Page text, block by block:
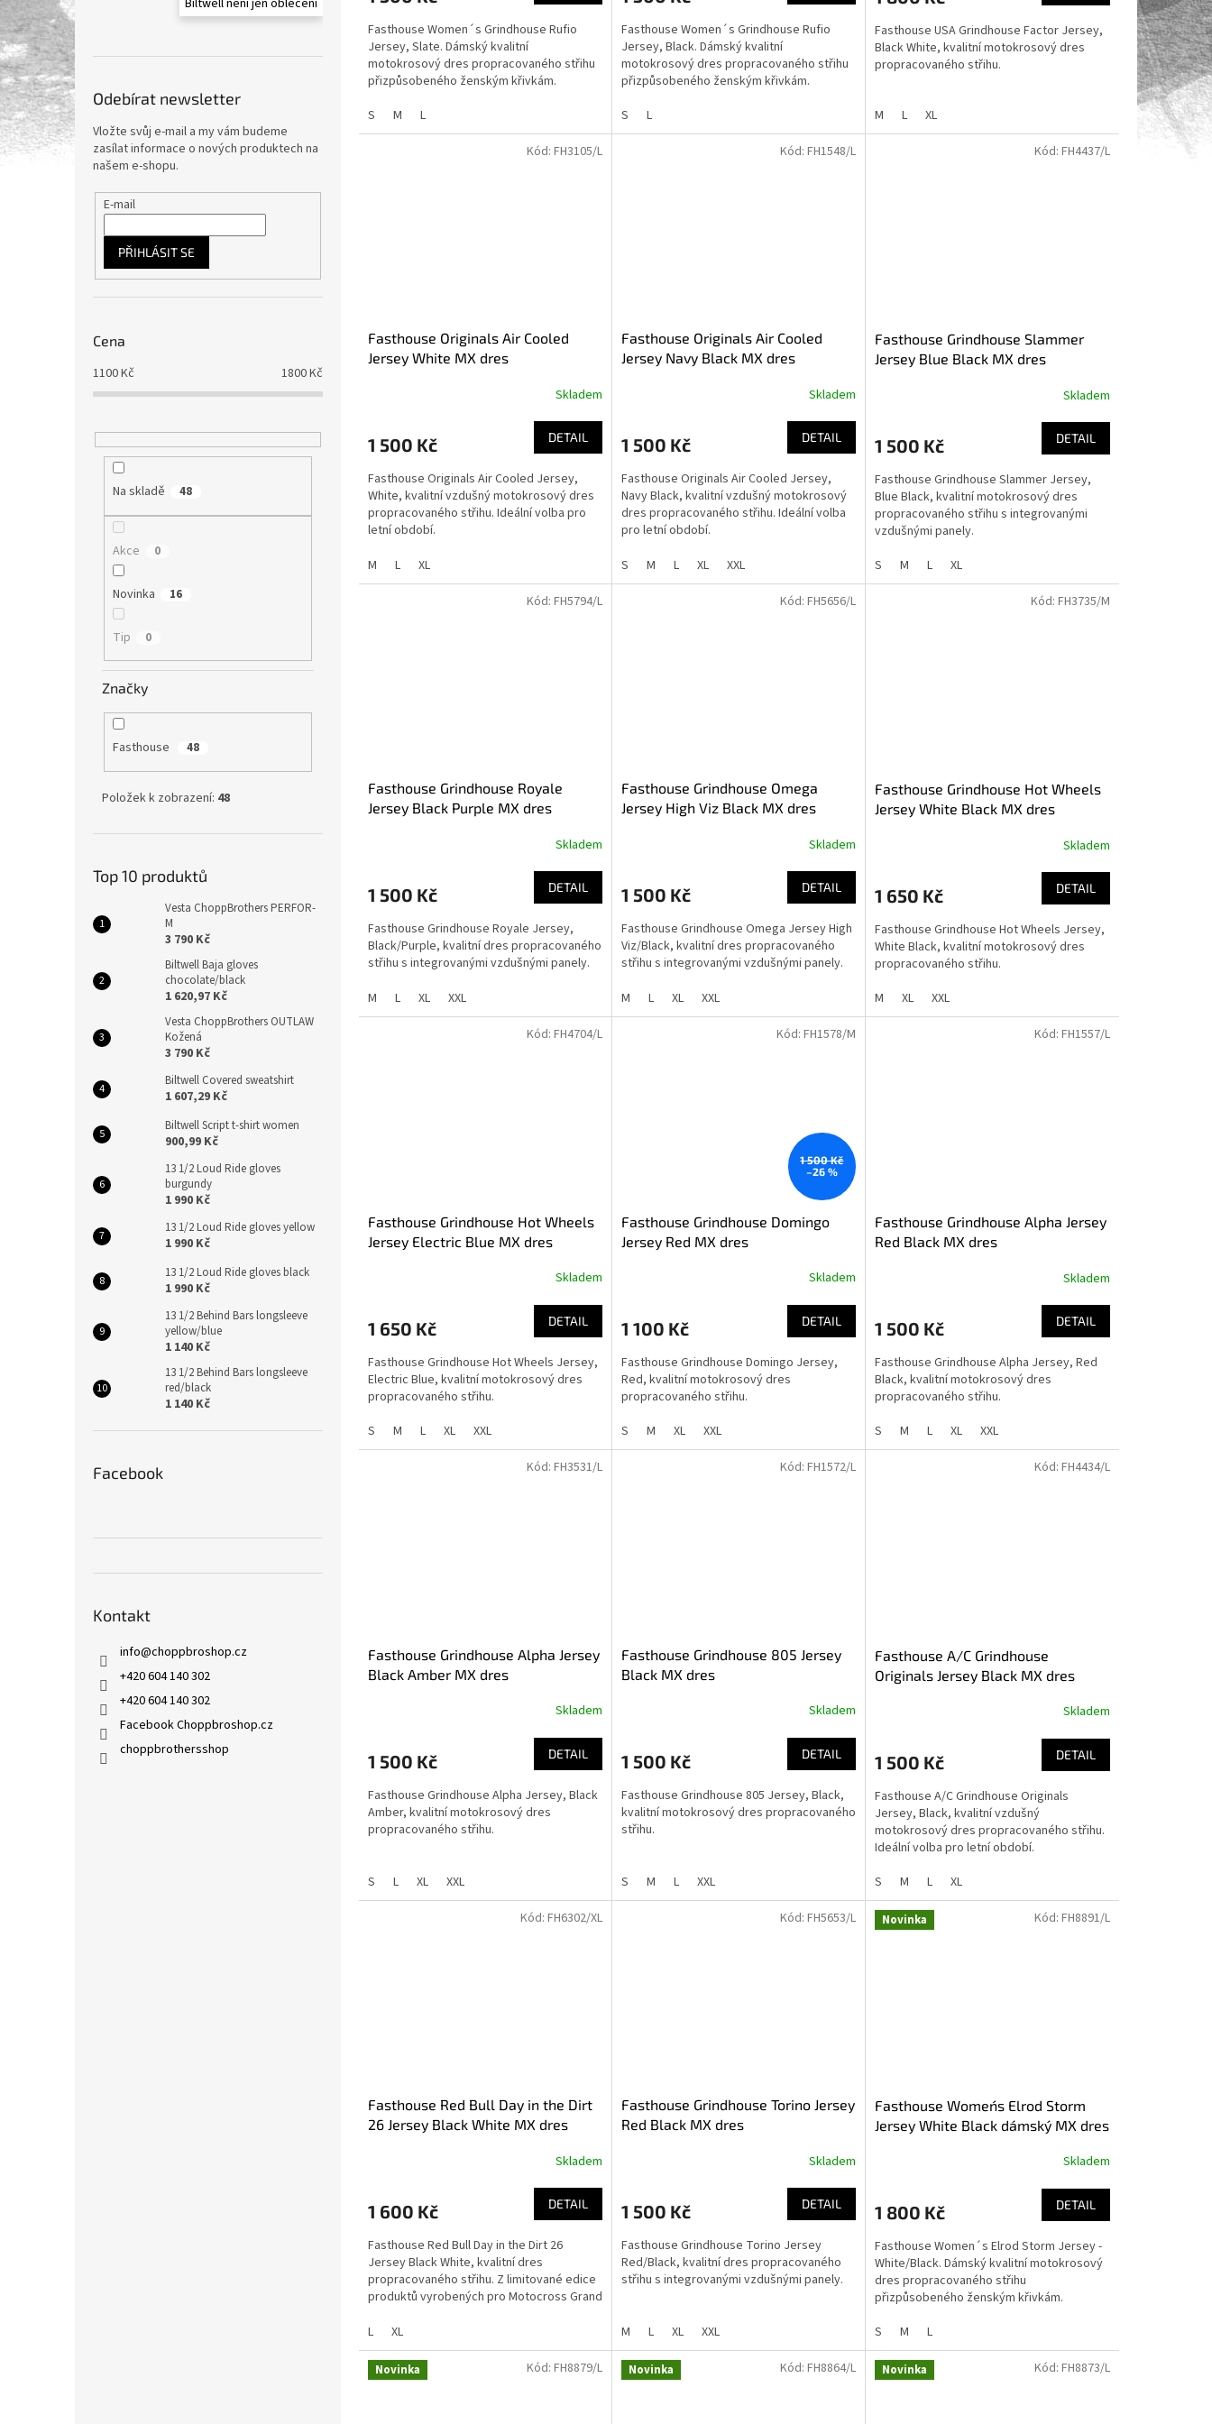
Biltwell není jen oblečení
Odebírat newsletter
Vložte svůj e-mail a my vám budeme
zasílat informace o nových produktech na
našem e-shopu.
E-mail
PŘIHLÁSIT SE
Cena
1100Kč 1800Kč
Na skladě 48
Akce 0
Novinka 16
Tip 0
Značky
Fasthouse 48
Položek k zobrazení: 48
Top 10 produktů
Vesta ChoppBrothers PERFOR-
M
3 790 Kč
Biltwell Baja gloves
chocolate/black
1 620,97 Kč
Vesta ChoppBrothers OUTLAW
Kožená
3 790 Kč
Biltwell Covered sweatshirt
1 607,29 Kč
Biltwell Script t-shirt women
900,99 Kč
13 1/2 Loud Ride gloves
burgundy
1 990 Kč
13 1/2 Loud Ride gloves yellow
1 990 Kč
13 1/2 Loud Ride gloves black
1 990 Kč
13 1/2 Behind Bars longsleeve
yellow/blue
1 140 Kč
13 1/2 Behind Bars longsleeve
red/black
1 140 Kč
Facebook
Kontakt
info@choppbroshop.cz
+420 604 140 302
+420 604 140 302
Facebook Choppbroshop.cz
choppbrothersshop
Fasthouse Women´s Grindhouse Rufio
Jersey, Slate. Dámský kvalitní
motokrosový dres propracovaného střihu
přizpůsobeného ženským křivkám.
S
M L
Fasthouse Women´s Grindhouse Rufio
Jersey, Black. Dámský kvalitní
motokrosový dres propracovaného střihu
přizpůsobeného ženským křivkám.
S
L
Fasthouse USA Grindhouse Factor Jersey,
Black White, kvalitní motokrosový dres
propracovaného střihu.
M L XL
Fasthouse Originals Air Cooled
Jersey White MX dres
Skladem
1 500 Kč DETAIL
Fasthouse Originals Air Cooled Jersey,
White, kvalitní vzdušný motokrosový dres
propracovaného střihu. Ideální volba pro
letní období.
M
L XL
Kód: FH3105/L
Fasthouse Originals Air Cooled
Jersey Navy Black MX dres
Skladem
1 500 Kč DETAIL
Fasthouse Originals Air Cooled Jersey,
Navy Black, kvalitní vzdušný motokrosový
dres propracovaného střihu. Ideální volba
pro letní období.
S
M L XL XXL
Kód: FH1548/L
Fasthouse Grindhouse Slammer
Jersey Blue Black MX dres
Skladem
1 500 Kč DETAIL
Fasthouse Grindhouse Slammer Jersey,
Blue Black, kvalitní motokrosový dres
propracovaného střihu s integrovanými
vzdušnými panely.
S
M L XL
Kód: FH4437/L
Fasthouse Grindhouse Royale
Jersey Black Purple MX dres
Skladem
1 500 Kč DETAIL
Fasthouse Grindhouse Royale Jersey,
Black/Purple, kvalitní dres propracovaného
střihu s integrovanými vzdušnými panely.
M
L XL XXL
Kód: FH5794/L
Fasthouse Grindhouse Omega
Jersey High Viz Black MX dres
Skladem
1 500 Kč DETAIL
Fasthouse Grindhouse Omega Jersey High
Viz/Black, kvalitní dres propracovaného
střihu s integrovanými vzdušnými panely.
M
L XL XXL
Kód: FH5656/L
Fasthouse Grindhouse Hot Wheels
Jersey White Black MX dres
Skladem
1 650 Kč DETAIL
Fasthouse Grindhouse Hot Wheels Jersey,
White Black, kvalitní motokrosový dres
propracovaného střihu.
M
XL XXL
Kód: FH3735/M
Fasthouse Grindhouse Hot Wheels
Jersey Electric Blue MX dres
Skladem
1 650 Kč DETAIL
Fasthouse Grindhouse Hot Wheels Jersey,
Electric Blue, kvalitní motokrosový dres
propracovaného střihu.
S
M L XL XXL
Kód: FH4704/L
1 500 Kč
–26 %
Fasthouse Grindhouse Domingo
Jersey Red MX dres
Skladem
1 100 Kč DETAIL
Fasthouse Grindhouse Domingo Jersey,
Red, kvalitní motokrosový dres
propracovaného střihu.
S
M XL XXL
Kód: FH1578/M
Fasthouse Grindhouse Alpha Jersey
Red Black MX dres
Skladem
1 500 Kč DETAIL
Fasthouse Grindhouse Alpha Jersey, Red
Black, kvalitní motokrosový dres
propracovaného střihu.
S
M L XL XXL
Kód: FH1557/L
Fasthouse Grindhouse Alpha Jersey
Black Amber MX dres
Skladem
1 500 Kč DETAIL
Fasthouse Grindhouse Alpha Jersey, Black
Amber, kvalitní motokrosový dres
propracovaného střihu.
S L XL XXL
Kód: FH3531/L
Fasthouse Grindhouse 805 Jersey
Black MX dres
Skladem
1 500 Kč DETAIL
Fasthouse Grindhouse 805 Jersey, Black,
kvalitní motokrosový dres propracovaného
střihu.
S M L XXL
Kód: FH1572/L
Fasthouse A/C Grindhouse
Originals Jersey Black MX dres
Skladem
1 500 Kč DETAIL
Fasthouse A/C Grindhouse Originals
Jersey, Black, kvalitní vzdušný
motokrosový dres propracovaného střihu.
Ideální volba pro letní období.
S
M L XL
Kód: FH4434/L
Fasthouse Red Bull Day in the Dirt
26 Jersey Black White MX dres
Skladem
1 600 Kč DETAIL
Fasthouse Red Bull Day in the Dirt 26
Jersey Black White, kvalitní dres
propracovaného střihu. Z limitované edice
produktů vyrobených pro Motocross Grand
L
XL
Kód: FH6302/XL
Fasthouse Grindhouse Torino Jersey
Red Black MX dres
Skladem
1 500 Kč DETAIL
Fasthouse Grindhouse Torino Jersey
Red/Black, kvalitní dres propracovaného
střihu s integrovanými vzdušnými panely.
M L XL XXL
Kód: FH5653/L Novinka
Fasthouse Women´s Elrod Storm
Jersey White Black dámský MX dres
Skladem
1 800 Kč DETAIL
Fasthouse Women´s Elrod Storm Jersey -
White/Black. Dámský kvalitní motokrosový
dres propracovaného střihu
přizpůsobeného ženským křivkám.
S
M L
Kód: FH8891/L
Novinka Kód: FH8879/L Novinka Kód: FH8864/L Novinka Kód: FH8873/L